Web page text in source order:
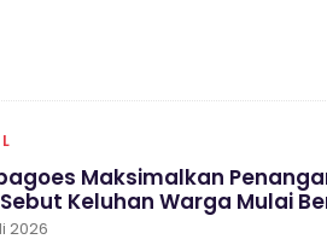
Maksimalkan
Keluhan Warga Mulai
2026